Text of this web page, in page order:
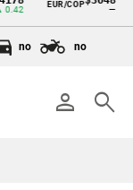
EUR/COP
—
no no
person search